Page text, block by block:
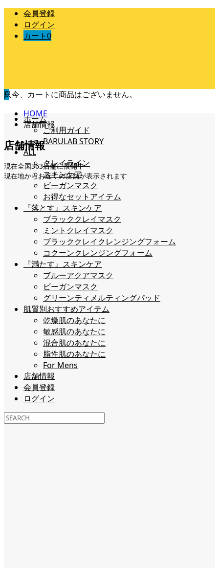
会員登録
ログイン
カート0
0
ホーム
ご利用ガイド
BARULAB STORY
ALL
クレイライン
スキンケア
ビーガンマスク
お得なセットアイテム
『落とす』スキンケア
ブラッククレイマスク
ミントクレイマスク
ブラッククレイクレンジングフォーム
コクーンクレンジングフォーム
『満たす』スキンケア
ブルーアクアマスク
ビーガンマスク
グリーンティメルティングパッド
肌質別おすすめアイテム
乾燥肌のあなたに
敏感肌のあなたに
混合肌のあなたに
脂性肌のあなたに
For Mens
店舗情報
会員登録
ログイン
只今、カートに商品はございません。
HOME
店舗情報
店舗情報
現在全国363店舗に展開中
現在地からお近くの店舗が表示されます